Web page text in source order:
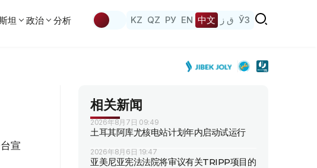
坦 政治 分析 KZ QZ РУ EN 中文 ق ز ЎЗ
宣
相关新闻
2026年8月7日 09:49
土耳其阿库尤核电站计划年内启动试运行
2026年8月6日 19:47
亚美尼亚宪法法院将审议有关TRIPP项目的